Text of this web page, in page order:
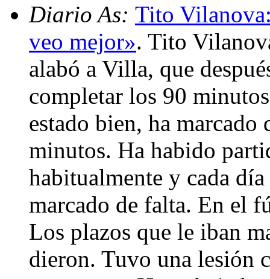
Diario As: Tito
veo mejor». Tito
alabó a Villa, que
completar los 90
estado bien, ha
minutos. Ha habido
habitualmente y cada
marcado de falta. En el
Los plazos que le iban
dieron. Tuvo una lesión